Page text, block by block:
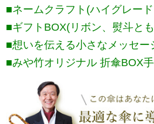
■ネームクラフト(ハイグレー
■ギフトBOX(リボン、熨斗と
■想いを伝える小さなメッセー
■みや竹オリジナル 折傘BOX